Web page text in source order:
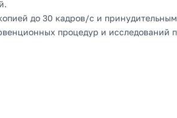
до 30 кадров/с и
процедур и исследований